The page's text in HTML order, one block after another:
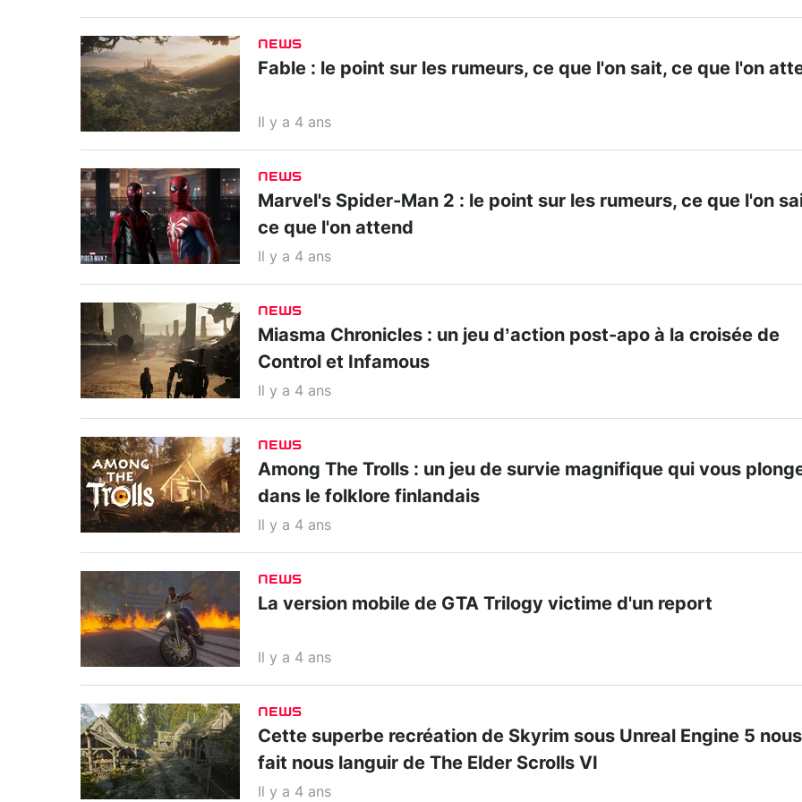
NEWS
Fable : le point sur les rumeurs, ce que l'on sait, ce que l'on
Il y a 4 ans
NEWS
Marvel's Spider-Man 2 : le point sur les rumeurs, ce que l'on
ce que l'on attend
Il y a 4 ans
NEWS
Miasma Chronicles : un jeu d’action post-apo à la croisée de
Control et Infamous
Il y a 4 ans
NEWS
Among The Trolls : un jeu de survie magnifique qui vous
dans le folklore finlandais
Il y a 4 ans
NEWS
La version mobile de GTA Trilogy victime d'un report
Il y a 4 ans
NEWS
Cette superbe recréation de Skyrim sous Unreal Engine 5 nous
fait nous languir de The Elder Scrolls VI
Il y a 4 ans